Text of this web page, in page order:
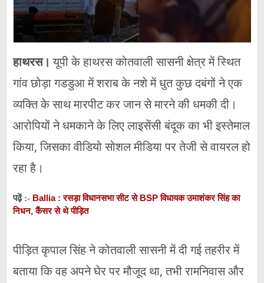
हाथरस। यूपी के हाथरस कोतवाली सासनी क्षेत्र में स्थित
गांव छोड़ा गडडुआ में शराब के नशे में धुत कुछ दबंगों ने एक
व्यक्ति के साथ मारपीट कर जान से मारने की धमकी दी।
आरोपियों ने धमकाने के लिए लाइसेंसी बंदूक का भी इस्तेमाल
किया, जिसका वीडियो सोशल मीडिया पर तेजी से वायरल हो
रहा है।
पढ़ें :- Ballia : रसड़ा विधानसभा सीट से BSP विधायक उमाशंकर सिंह का
निधन, कैंसर से थे पीड़ित
पीड़ित कृपाल सिंह ने कोतवाली सासनी में दी गई तहरीर में
बताया कि वह अपने घेर पर मौजूद था, तभी रामनिवास और